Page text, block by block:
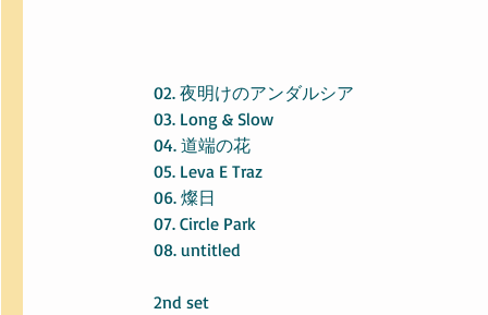
02. 夜明けのアンダルシア
03. Long & Slow
04. 道端の花
05. Leva E Traz
06. 燦日
07. Circle Park
08. untitled
2nd set